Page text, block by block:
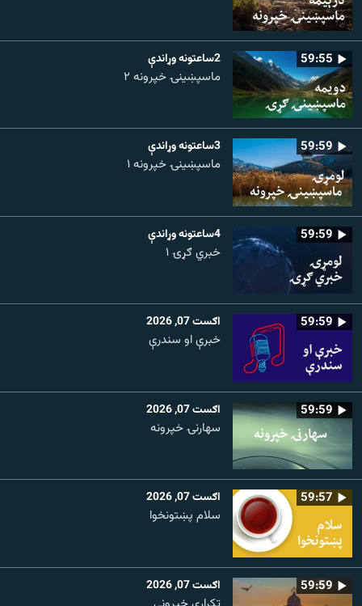
59:55 2ساعتونه وړاندې
ماسپښينۍ خپرونه ۲
59:59 3ساعتونه وړاندې
ماسپښينۍ خپرونه ۱
59:59 4ساعتونه وړاندې
خبري ګړۍ ۱
59:59 اګست 07, 2026
خبرې او سندرې
59:59 اګست 07, 2026
سهارنۍ خپرونه
59:57 اګست 07, 2026
سلام پښتونخوا
59:59 اګست 07, 2026